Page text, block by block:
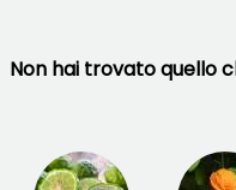
Non hai trovato quello